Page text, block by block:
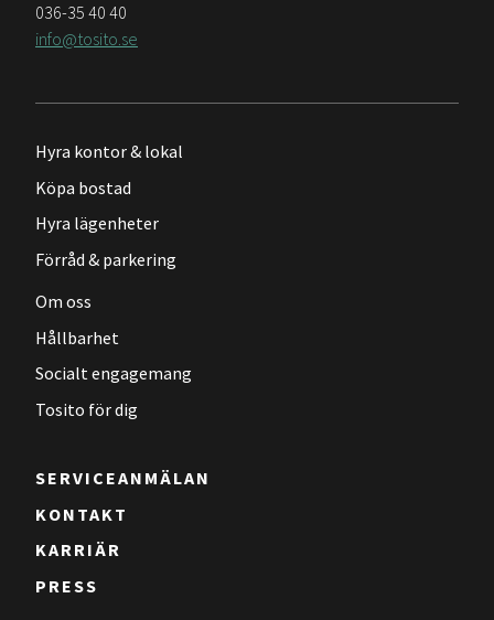
036-35 40 40
info@tosito.se
Hyra kontor & lokal
Köpa bostad
Hyra lägenheter
Förråd & parkering
Om oss
Hållbarhet
Socialt engagemang
Tosito för dig
SERVICEANMÄLAN
KONTAKT
KARRIÄR
PRESS